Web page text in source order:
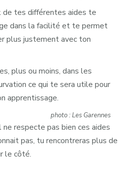
de tes différentes aides te
dans la facilité et te permet
plus justement avec ton
plus ou moins, dans les
ce qui te sera utile pour
apprentissage.
photo : Les Garennes
respecte pas bien ces aides
pas, tu rencontreras plus de
le côté.